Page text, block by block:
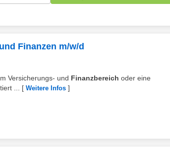
Finanzen m/w/d
Versicherungs- und Finanzbereich oder eine
...
[ Weitere Infos ]